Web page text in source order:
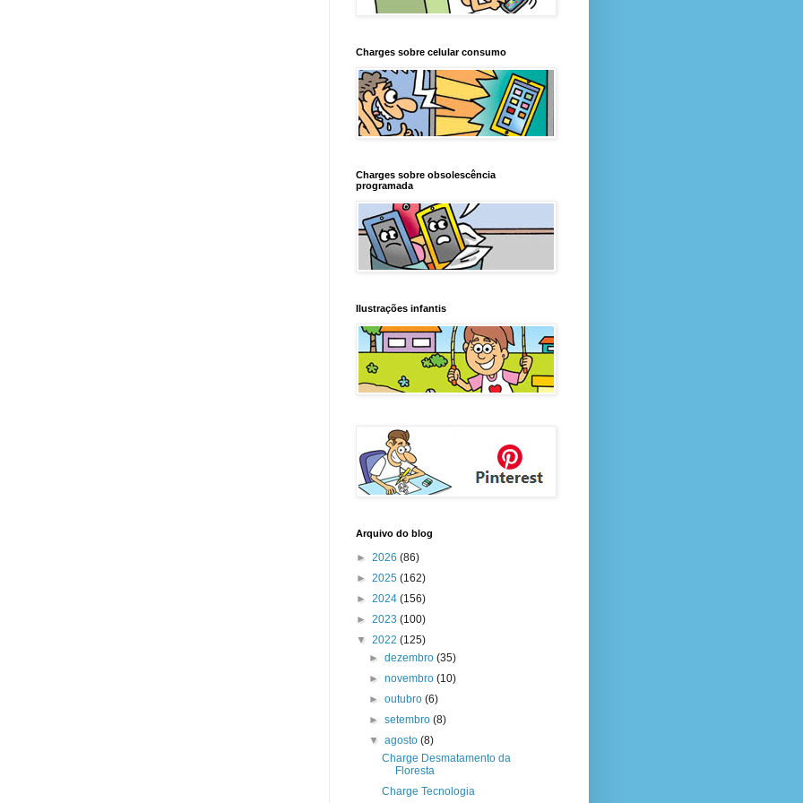
Charges sobre celular consumo
Charges sobre obsolescência
programada
Ilustrações infantis
Arquivo do blog
► 2026 (86)
► 2025 (162)
► 2024 (156)
► 2023 (100)
▼ 2022 (125)
► dezembro (35)
► novembro (10)
► outubro (6)
► setembro (8)
▼ agosto (8)
Charge Desmatamento da
Floresta
Charge Tecnologia